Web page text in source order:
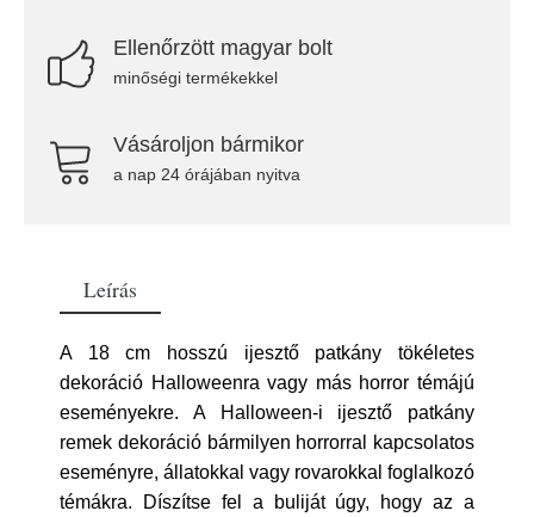
Ellenőrzött magyar bolt
minőségi termékekkel
Vásároljon bármikor
a nap 24 órájában nyitva
Leírás
A 18 cm hosszú ijesztő patkány tökéletes
dekoráció Halloweenra vagy más horror témájú
eseményekre. A Halloween-i ijesztő patkány
remek dekoráció bármilyen horrorral kapcsolatos
eseményre, állatokkal vagy rovarokkal foglalkozó
témákra. Díszítse fel a buliját úgy, hogy az a